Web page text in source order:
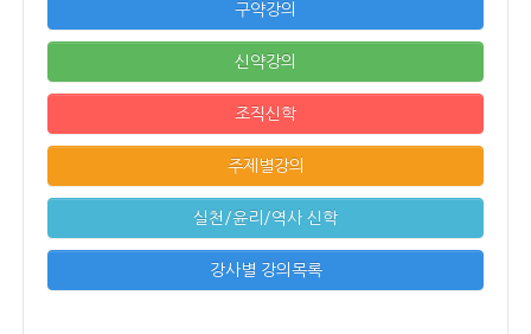
구약강의
신약강의
조직신학
주제별강의
실천/윤리/역사 신학
강사별 강의목록